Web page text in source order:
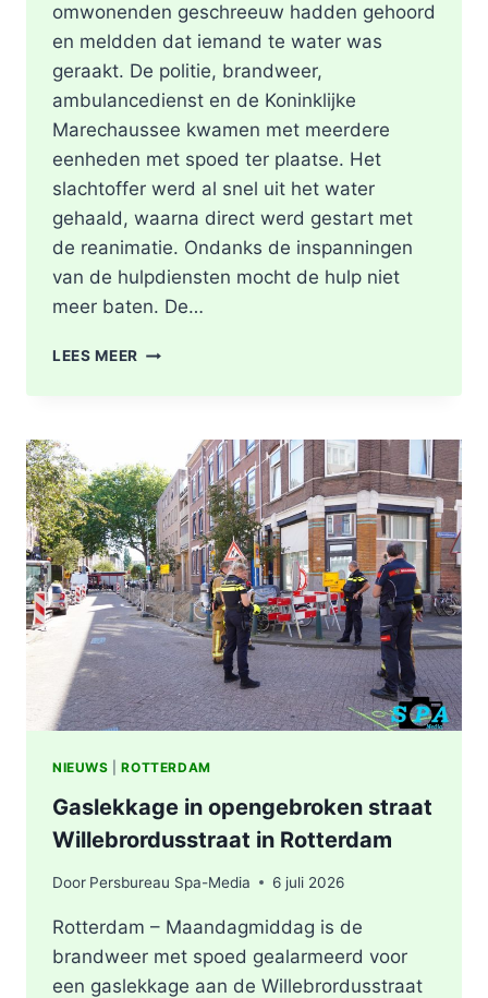
omwonenden geschreeuw hadden gehoord
en meldden dat iemand te water was
geraakt. De politie, brandweer,
ambulancedienst en de Koninklijke
Marechaussee kwamen met meerdere
eenheden met spoed ter plaatse. Het
slachtoffer werd al snel uit het water
gehaald, waarna direct werd gestart met
de reanimatie. Ondanks de inspanningen
van de hulpdiensten mocht de hulp niet
meer baten. De…
LEES MEER MAN
WATER
RAAKT
LANGS
DE
KASTANJESINGEL
IN
ROTTERDAM-
SCHIEBROEK
NIEUWS |ROTTERDAM
Gaslekkage in opengebroken straat
Willebrordusstraat in Rotterdam
Door Persbureau Spa-Media 6 juli 2026
Rotterdam – Maandagmiddag is de
brandweer met spoed gealarmeerd voor
een gaslekkage aan de Willebrordusstraat